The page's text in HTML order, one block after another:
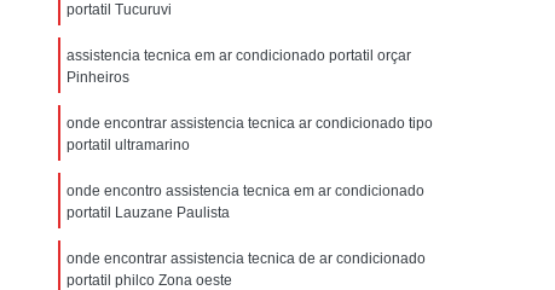
Electrolux Assistencia Tecnica Geladeira
Geladeira Assistencia Tecnica
Assistencia Tecnica Electrolux Refrigerador
Tecnica Refrigerador com Defeito
com Problema
Assistencia Tecnica Refrigerador Não Liga
portatil Tucuruvi
assistencia tecnica em ar condicionado portatil orçar
Pinheiros
onde encontrar assistencia tecnica ar condicionado tipo
portatil ultramarino
onde encontro assistencia tecnica em ar condicionado
portatil Lauzane Paulista
onde encontrar assistencia tecnica de ar condicionado
portatil philco Zona oeste